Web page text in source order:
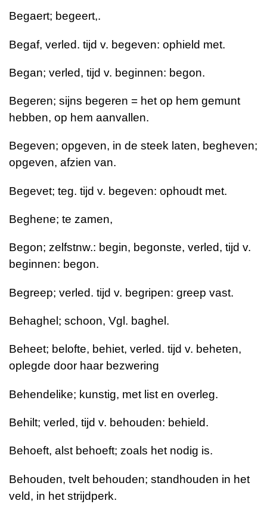
Begaert; begeert,.
Begaf, verled. tijd v. begeven: ophield met.
Began; verled, tijd v. beginnen: begon.
Begeren; sijns begeren = het op hem gemunt
hebben, op hem aanvallen.
Begeven; opgeven, in de steek laten, begheven;
opgeven, afzien van.
Begevet; teg. tijd v. begeven: ophoudt met.
Beghene; te zamen,
Begon; zelfstnw.: begin, begonste, verled, tijd v.
beginnen: begon.
Begreep; verled. tijd v. begripen: greep vast.
Behaghel; schoon, Vgl. baghel.
Beheet; belofte, behiet, verled. tijd v. beheten,
oplegde door haar bezwering
Behendelike; kunstig, met list en overleg.
Behilt; verled, tijd v. behouden: behield.
Behoeft, alst behoeft; zoals het nodig is.
Behouden, tvelt behouden; standhouden in het
veld, in het strijdperk.